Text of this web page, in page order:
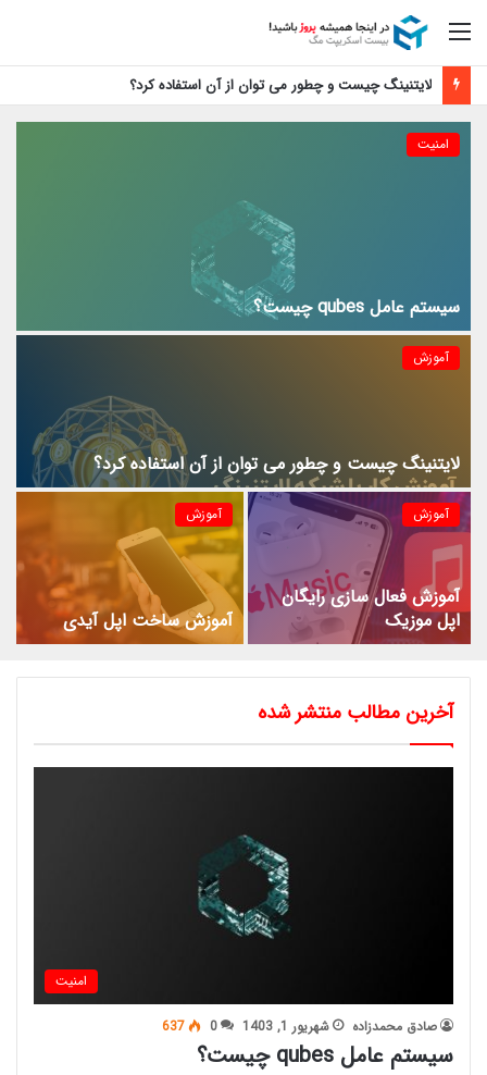
منو
لایتنینگ چیست و چطور می توان از آن استفاده کرد؟
امنیت
سیستم عامل qubes چیست؟
آموزش
لایتنینگ چیست و چطور می توان از آن استفاده کرد؟
آموزش
آموزش فعال سازی رایگان
اپل موزیک
آموزش
آموزش ساخت اپل آیدی
آخرین مطالب منتشر شده
امنیت
صادق محمدزاده شهریور 1, 1403 0
637
سیستم عامل qubes چیست؟